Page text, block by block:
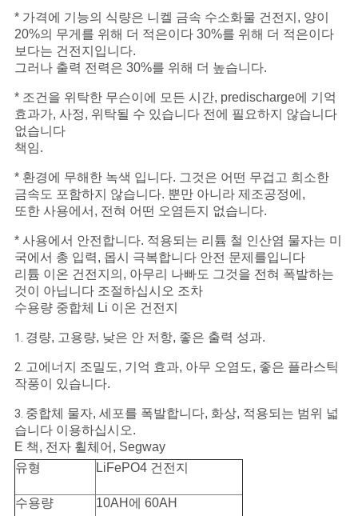
* 가격에 기능의 식량은 니켈 금속 수소화물 건전지, 양이
20%의 무게를 위해 더 적은이다 30%를 위해 더 적은이다
보다는 건전지입니다.
그러나 출력 전력은 30%를 위해 더 높습니다.
* 조건을 위탁한 무슨이에 모든 시간, predischarge에 기억
효과가, 사정, 위탁될 수 있습니다 전에 필요하지 않습니다
없습니다
책임.
* 환경에 무해한 녹색 입니다. 그것은 어떤 무겁고 희소한
금속도 포함하지 않습니다. 뿐만 아니라 제조공정에,
또한 사용에서, 전혀 어떤 오염든지 없습니다.
* 사용에서 안전합니다. 적용되는 리튬 철 인산염 물자는 미
국에서 총 입력, 몹시 극복합니다 안전 문제를입니다
리튬 이온 건전지의, 아무리 나빠도 그것을 전혀 폭발하는
것이 아닙니다 조절하십시오 조차
수용량 중합체 Li 이온 건전지
1. 경량, 고용량, 낮은 안 저항, 좋은 출력 성과.
2. 고에너지 조밀도, 기억 효과, 아무 오염도, 좋은 플라스틱
작풍이 있습니다.
3. 중합체 물자, 세포를 폭발합니다, 화상, 적용되는 범위 넓
습니다 이용하십시오.
E 책, 전자 휠체어, Segway
유형
LiFePO4 건전지
수용량 10AH에 60AH